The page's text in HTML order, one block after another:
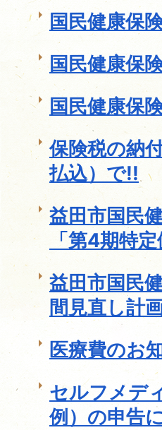
国民健康保
国民健康保
国民健康保
保険税の納
払込）で!!
益田市国民
「第4期特
益田市国民
間見直し計
医療費のお
セルフメデ
例）の申告